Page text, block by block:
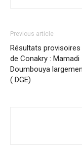
Previous article
Résultats provisoires
de Conakry : Mamadi
Doumbouya
( DGE)